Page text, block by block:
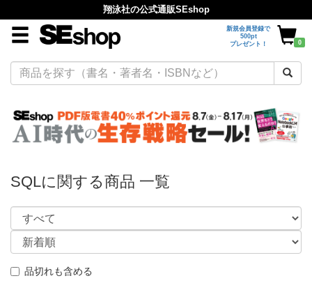
翔泳社の公式通販SEshop
新規会員登録で
500pt
プレゼント！
0
SQLに関する商品 一覧
品切れも含める